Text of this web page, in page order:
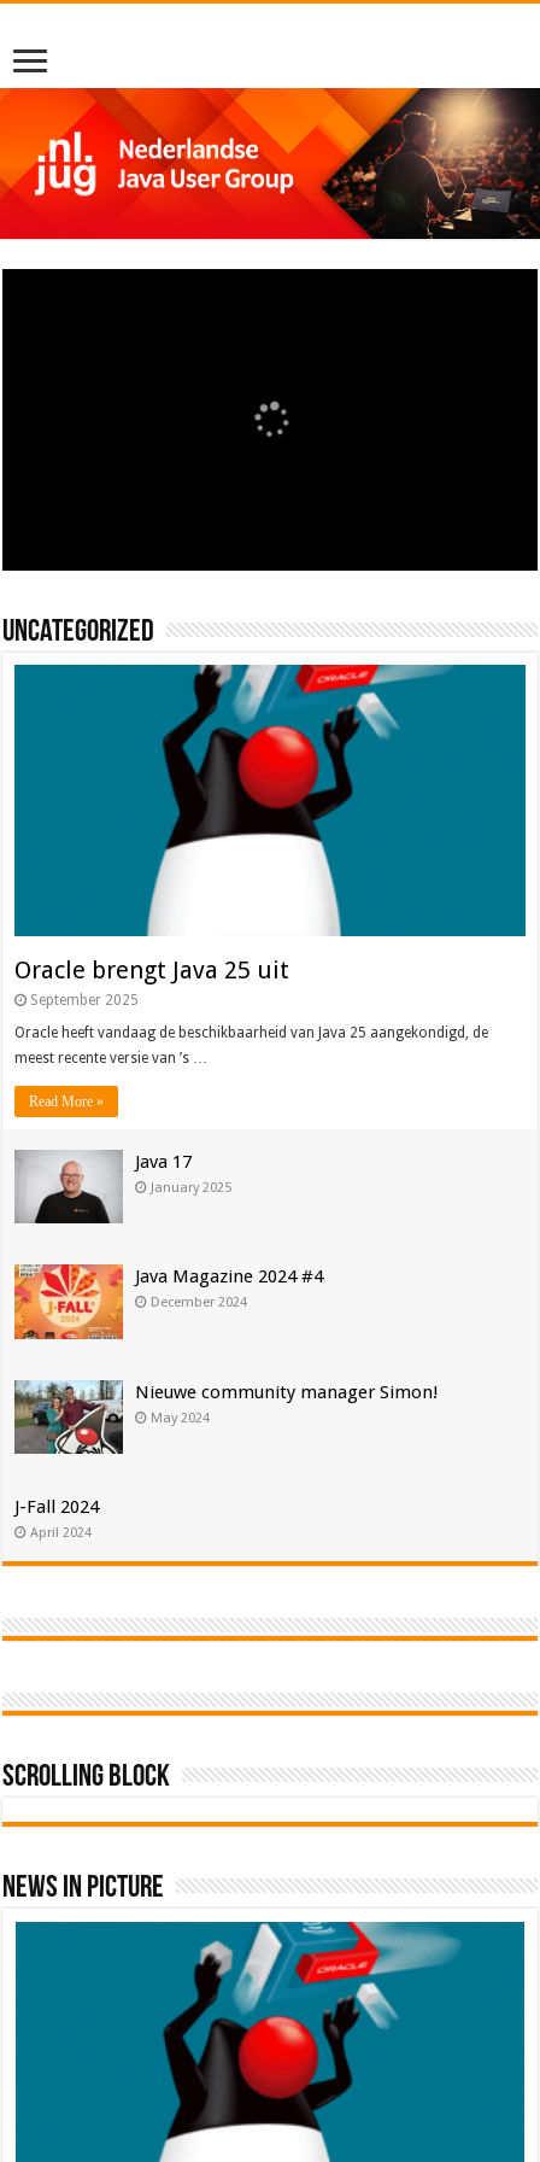
Uncategorized
Oracle brengt Java 25 uit
September 2025
Oracle heeft vandaag de beschikbaarheid van Java 25 aangekondigd, de
meest recente versie van ’s …
Read More »
Java 17
January 2025
Java Magazine 2024 #4
December 2024
Nieuwe community manager Simon!
May 2024
J-Fall 2024
April 2024
Scrolling Block
News In Picture